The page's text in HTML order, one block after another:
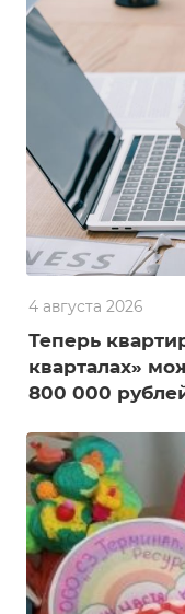
4 августа 2026
Теперь
кварталах»
800 000